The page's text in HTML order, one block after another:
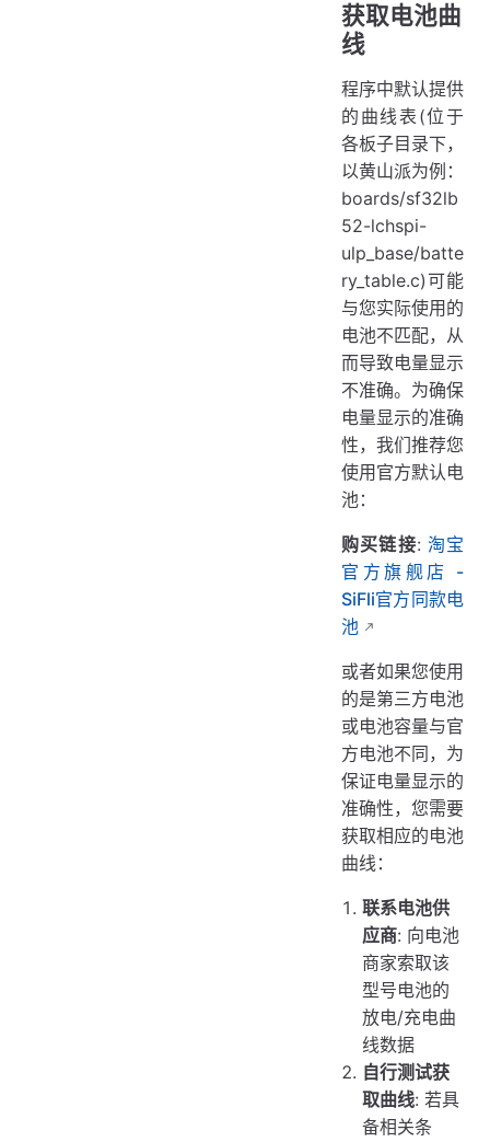
获取电池曲
线
程序中默认提供
的曲线表(位于
各板子目录下，
以黄山派为例：
boards/sf32lb
52-lchspi-
ulp_base/batte
ry_table.c)可能
与您实际使用的
电池不匹配，从
而导致电量显示
不准确。为确保
电量显示的准确
性，我们推荐您
使用官方默认电
池：
购买链接: 淘宝
官方旗舰店 -
SiFli官方同款电
池
或者如果您使用
的是第三方电池
或电池容量与官
方电池不同，为
保证电量显示的
准确性，您需要
获取相应的电池
曲线：
联系电池供
应商: 向电池
商家索取该
型号电池的
放电/充电曲
线数据
自行测试获
取曲线: 若具
备相关条